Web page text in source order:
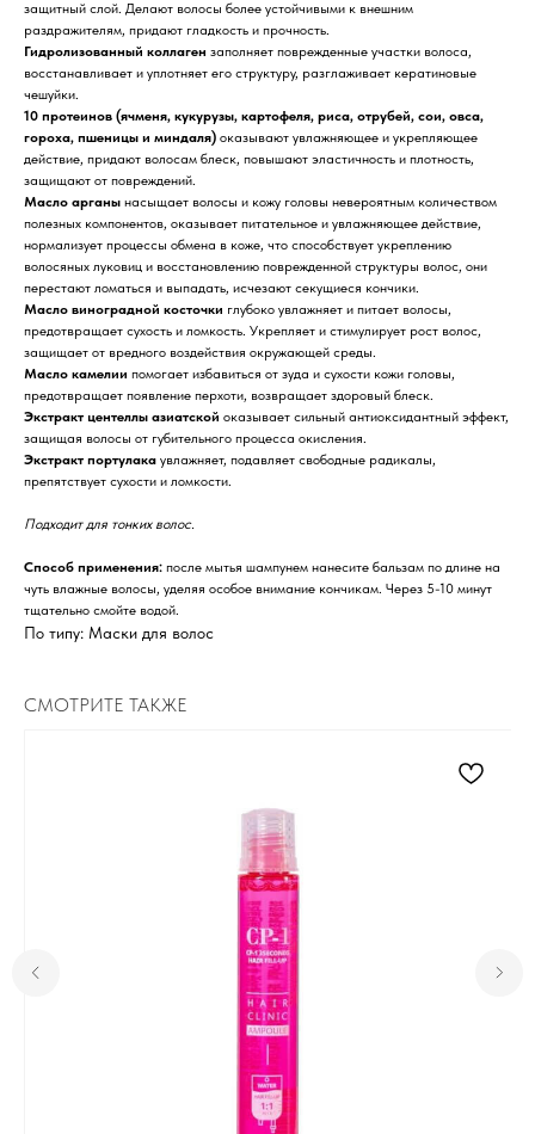
защитный слой. Делают волосы более устойчивыми к внешним
раздражителям, придают гладкость и прочность.
Гидролизованный коллаген заполняет поврежденные участки волоса,
восстанавливает и уплотняет его структуру, разглаживает кератиновые
чешуйки.
10 протеинов (ячменя, кукурузы, картофеля, риса, отрубей, сои, овса,
гороха, пшеницы и миндаля) оказывают увлажняющее и укрепляющее
действие, придают волосам блеск, повышают эластичность и плотность,
защищают от повреждений.
Масло арганы насыщает волосы и кожу головы невероятным количеством
полезных компонентов, оказывает питательное и увлажняющее действие,
нормализует процессы обмена в коже, что способствует укреплению
волосяных луковиц и восстановлению поврежденной структуры волос, они
перестают ломаться и выпадать, исчезают секущиеся кончики.
Масло виноградной косточки глубоко увлажняет и питает волосы,
предотвращает сухость и ломкость. Укрепляет и стимулирует рост волос,
защищает от вредного воздействия окружающей среды.
Масло камелии помогает избавиться от зуда и сухости кожи головы,
предотвращает появление перхоти, возвращает здоровый блеск.
Экстракт центеллы азиатской оказывает сильный антиоксидантный эффект,
защищая волосы от губительного процесса окисления.
Экстракт портулака увлажняет, подавляет свободные радикалы,
препятствует сухости и ломкости.
Подходит для тонких волос.
Способ применения: после мытья шампунем нанесите бальзам по длине на
чуть влажные волосы, уделяя особое внимание кончикам. Через 5-10 минут
тщательно смойте водой.
По типу: Маски для волос
СМОТРИТЕ ТАКЖЕ
Комсомольск-на-Амуре, ​
проспект Ленина 46 ТЦ Оникс
Пн-Вс с 10:00 до 19:00